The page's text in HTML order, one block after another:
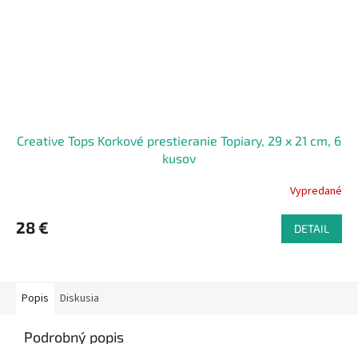
Creative Tops Korkové prestieranie Topiary, 29 x 21 cm, 6
kusov
Vypredané
28 € DETAIL
Popis Diskusia
Podrobný popis